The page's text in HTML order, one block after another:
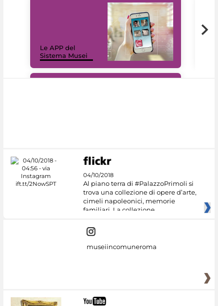
Le APP del
Sistema Musei
04/10/2018
Al piano terra di #PalazzoPrimoli si
trova una collezione di opere d’arte,
cimeli napoleonici, memorie
familiari. La collezione
museiincomuneroma